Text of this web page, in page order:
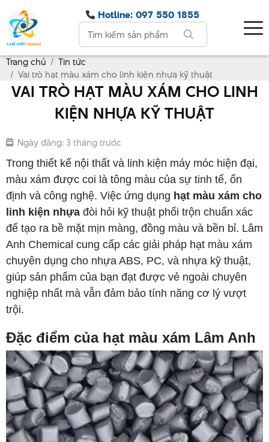
Hotline: 097 550 1855
Trang chủ
Tin tức
Vai trò hạt màu xám cho linh kiện nhựa kỹ thuật
VAI TRÒ HẠT MÀU XÁM CHO LINH
KIỆN NHỰA KỸ THUẬT
Ngày đăng: 3 tháng trước
Trong thiết kế nội thất và linh kiện máy móc hiện đại,
màu xám được coi là tông màu của sự tinh tế, ổn
định và công nghệ. Việc ứng dụng hạt màu xám cho
linh kiện nhựa đòi hỏi kỹ thuật phối trộn chuẩn xác
để tạo ra bề mặt mịn màng, đồng màu và bền bỉ. Lâm
Anh Chemical cung cấp các giải pháp hạt màu xám
chuyên dụng cho nhựa ABS, PC, và nhựa kỹ thuật,
giúp sản phẩm của bạn đạt được vẻ ngoài chuyên
nghiệp nhất mà vẫn đảm bảo tính năng cơ lý vượt
trội.
Đặc điểm của hạt màu xám Lâm Anh